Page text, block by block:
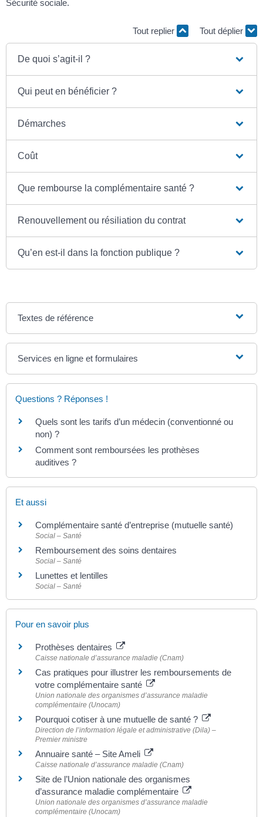
Sécurité sociale.
Tout replier Tout déplier
De quoi s’agit-il ?
Qui peut en bénéficier ?
Démarches
Coût
Que rembourse la complémentaire santé ?
Renouvellement ou résiliation du contrat
Qu’en est-il dans la fonction publique ?
Textes de référence
Services en ligne et formulaires
Questions ? Réponses !
Quels sont les tarifs d’un médecin (conventionné ou
non) ?
Comment sont remboursées les prothèses
auditives ?
Et aussi
Complémentaire santé d’entreprise (mutuelle santé)
Social – Santé
Remboursement des soins dentaires
Social – Santé
Lunettes et lentilles
Social – Santé
Pour en savoir plus
Prothèses dentaires
Caisse nationale d’assurance maladie (Cnam)
Cas pratiques pour illustrer les remboursements de
votre complémentaire santé
Union nationale des organismes d’assurance maladie
complémentaire (Unocam)
Pourquoi cotiser à une mutuelle de santé ?
Direction de l’information légale et administrative (Dila) –
Premier ministre
Annuaire santé – Site Ameli
Caisse nationale d’assurance maladie (Cnam)
Site de l’Union nationale des organismes
d’assurance maladie complémentaire
Union nationale des organismes d’assurance maladie
complémentaire (Unocam)